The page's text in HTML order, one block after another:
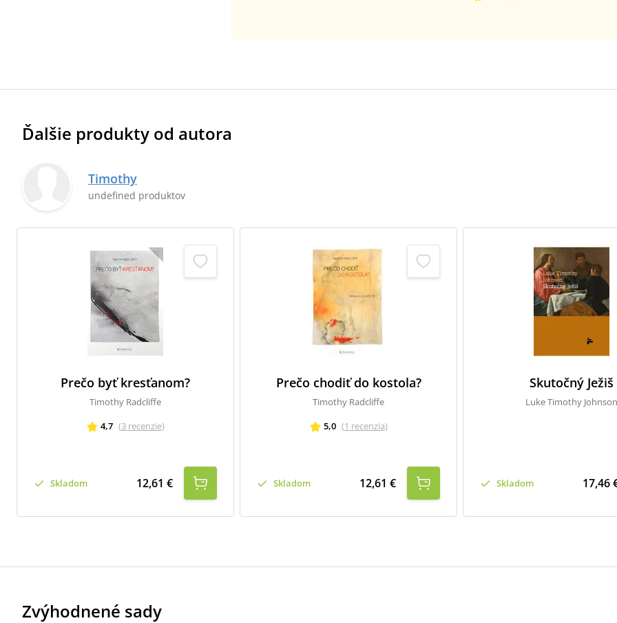
Ďalšie produkty od autora
Timothy
undefined produktov
Prečo byť kresťanom?
Timothy Radcliffe
4,7 (3 recenzie)
Skladom 12,61 €
Prečo chodiť do kostola?
Timothy Radcliffe
5,0 (1 recenzia)
Skladom 12,61 €
Skutočný Ježiš
Luke Timothy Johnson
Skladom 17,46
Zvýhodnené sady